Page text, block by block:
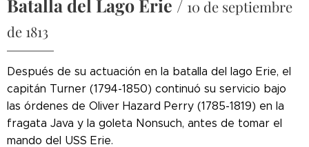
Batalla del Lago Erie / 10 de septiembre
de 1813
Después de su actuación en la batalla del lago Erie, el
capitán Turner (1794-1850) continuó su servicio bajo
las órdenes de Oliver Hazard Perry (1785-1819) en la
fragata Java y la goleta Nonsuch, antes de tomar el
mando del USS Erie.